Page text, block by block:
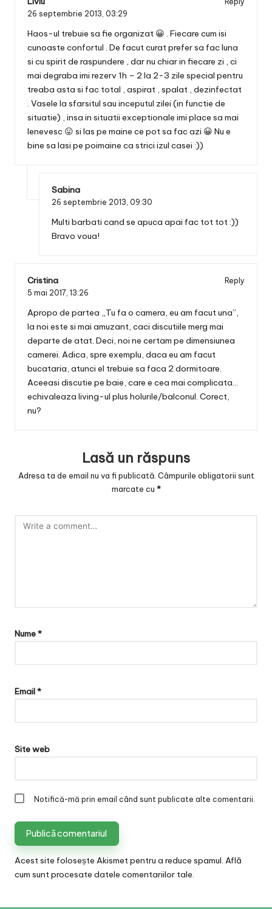
26 septembrie 2013, 03:29
Haos-ul trebuie sa fie organizat 😀 . Fiecare cum isi
cunoaste confortul . De facut curat prefer sa fac luna
si cu spirit de raspundere , dar nu chiar in fiecare zi , ci
mai degraba imi rezerv 1h – 2 la 2-3 zile special pentru
treaba asta si fac total , aspirat , spalat , dezinfectat
. Vasele la sfarsitul sau inceputul zilei (in functie de
situatie) , insa in situatii exceptionale imi place sa mai
lenevesc 😛 si las pe maine ce pot sa fac azi 😀 Nu e
bine sa lasi pe poimaine ca strici izul casei :))
Sabina
26 septembrie 2013, 09:30
Multi barbati cand se apuca apai fac tot tot :))
Bravo voua!
Cristina
Reply
5 mai 2017, 13:26
Apropo de partea „Tu fa o camera, eu am facut una”,
la noi este si mai amuzant, caci discutiile merg mai
departe de atat. Deci, noi ne certam pe dimensiunea
camerei. Adica, spre exemplu, daca eu am facut
bucataria, atunci el trebuie sa faca 2 dormitoare.
Aceeasi discutie pe baie, care e cea mai complicata…
echivaleaza living-ul plus holurile/balconul. Corect,
nu?
Lasă un răspuns
Adresa ta de email nu va fi publicată. Câmpurile obligatorii sunt
marcate cu *
Nume*
Email*
Site web
Notifică-mă prin email când sunt publicate alte comentarii.
Acest site folosește Akismet pentru a reduce spamul. Află
cum sunt procesate datele comentariilor tale.